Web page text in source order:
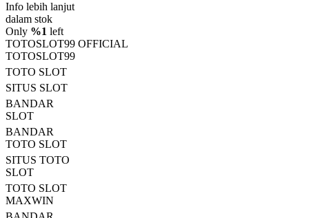
rating
rata-
rata.
Read
13
Reviews.
Tautan
halaman
yang
sama.
Info lebih lanjut
dalam stok
Only %1 left
TOTOSLOT99 OFFICIAL
TOTOSLOT99
TOTO SLOT
SITUS SLOT
BANDAR
SLOT
BANDAR
TOTO SLOT
SITUS TOTO
SLOT
TOTO SLOT
MAXWIN